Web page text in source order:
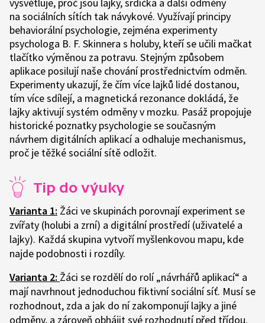
na sociálních sítích tak návykové. Využívají principy
behaviorální psychologie, zejména experimenty
psychologa B. F. Skinnera s holuby, kteří se učili mačkat
tlačítko výměnou za potravu. Stejným způsobem
aplikace posilují naše chování prostřednictvím odměn.
Experimenty ukazují, že čím více lajků lidé dostanou,
tím více sdílejí, a magnetická rezonance dokládá, že
lajky aktivují systém odměny v mozku. Pasáž propojuje
historické poznatky psychologie se současným
návrhem digitálních aplikací a odhaluje mechanismus,
proč je těžké sociální sítě odložit.
Tip do výuky
Varianta 1: Žáci ve skupinách porovnají experiment se
zvířaty (holubi a zrní) a digitální prostředí (uživatelé a
lajky). Každá skupina vytvoří myšlenkovou mapu, kde
najde podobnosti i rozdíly.
Varianta 2: Žáci se rozdělí do rolí „návrhářů aplikací“ a
mají navrhnout jednoduchou fiktivní sociální síť. Musí se
rozhodnout, zda a jak do ní zakomponují lajky a jiné
odměny, a zároveň obhájit své rozhodnutí před třídou.